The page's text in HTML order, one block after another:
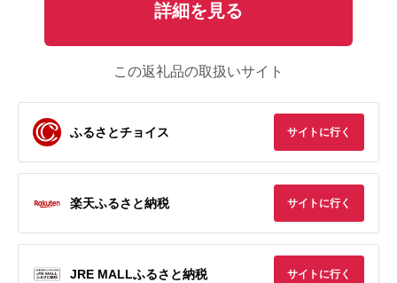
詳細を見る
この返礼品の取扱いサイト
ふるさとチョイス サイトに行く
楽天ふるさと納税 サイトに行く
JRE MALLふるさと納税 サイトに行く